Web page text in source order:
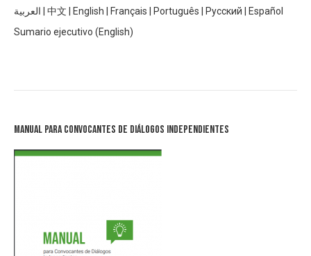
العربية 中文 English Français Português Русский
Español
Sumario ejecutivo (English)
Manual para Convocantes de Diálogos Independientes